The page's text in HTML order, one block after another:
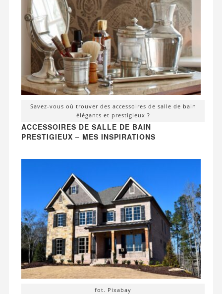
Savez-vous où trouver des accessoires de salle de bain
élégants et prestigieux ?
ACCESSOIRES DE SALLE DE BAIN
PRESTIGIEUX – MES INSPIRATIONS
fot. Pixabay